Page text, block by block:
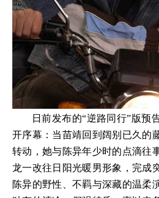
日前发布的“逆路同行”版预
开序幕：当苗靖回到阔别已久的
转动，她与陈异年少时的点滴往
龙一改往日阳光暖男形象，完成
陈异的野性、不羁与深藏的温柔